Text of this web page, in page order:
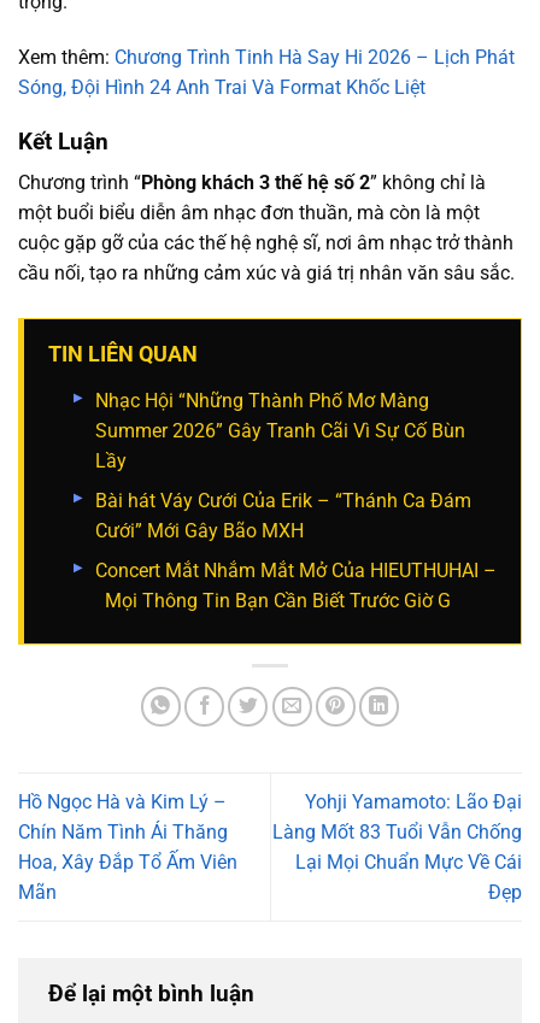
Xem thêm: Chương Trình Tinh Hà Say Hi 2026 – Lịch Phát
Sóng, Đội Hình 24 Anh Trai Và Format Khốc Liệt
Kết Luận
Chương trình “Phòng khách 3 thế hệ số 2” không chỉ là
một buổi biểu diễn âm nhạc đơn thuần, mà còn là một
cuộc gặp gỡ của các thế hệ nghệ sĩ, nơi âm nhạc trở thành
cầu nối, tạo ra những cảm xúc và giá trị nhân văn sâu sắc.
TIN LIÊN QUAN
Nhạc Hội “Những Thành Phố Mơ Màng
Summer 2026” Gây Tranh Cãi Vì Sự Cố Bùn
Lầy
Bài hát Váy Cưới Của Erik – “Thánh Ca Đám
Cưới” Mới Gây Bão MXH
Concert Mắt Nhắm Mắt Mở Của HIEUTHUHAI –
Mọi Thông Tin Bạn Cần Biết Trước Giờ G
Hồ Ngọc Hà và Kim Lý –
Chín Năm Tình Ái Thăng
Hoa, Xây Đắp Tổ Ấm Viên
Mãn
Yohji Yamamoto: Lão Đại
Làng Mốt 83 Tuổi Vẫn Chống
Lại Mọi Chuẩn Mực Về Cái
Đẹp
Để lại một bình luận